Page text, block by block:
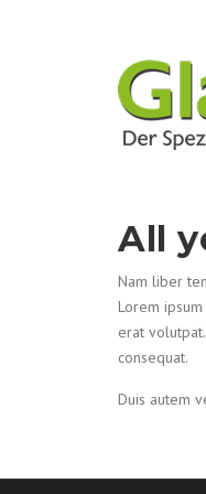
All
Nam liber
Lorem
erat
consequat.
Duis autem